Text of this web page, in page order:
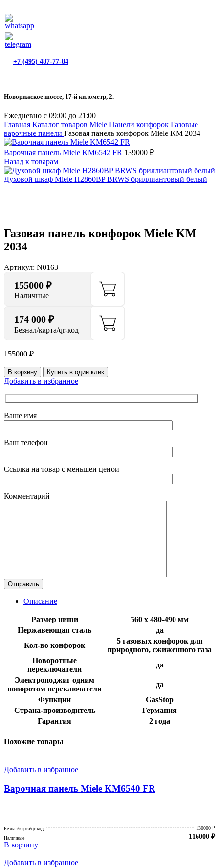
+7 (495) 487-77-84
Новорижское шоссе, 17-й километр, 2.
Ежедневно с 09:00 до 21:00
Главная Каталог товаров Miele Панели конфорок Газовые
варочные панели Газовая панель конфорок Miele KM 2034
Варочная панель Miele KM6542 FR 139000 ₽
Назад к товарам
Духовой шкаф Miele H2860BP BRWS бриллиантовый белый
Газовая панель конфорок Miele KM
2034
Артикул: N0163
155000 ₽
Наличные
174 000 ₽
Безнал/карта/qr-код
155000 ₽
В корзину Купить в один клик
Добавить в избранное
Ваше имя
Ваш телефон
Ссылка на товар с меньшей ценой
Комментарий
Описание
Размер ниши
560 х 480-490 мм
Нержавеющая сталь
да
Кол-во конфорок
5 газовых конфорок для
природного, сжиженного газа
Поворотные
переключатели
да
Электроподжиг одним
поворотом переключателя
да
Функции
GasStop
Страна-производитель
Германия
Гарантия
2 года
Похожие товары
Добавить в избранное
Варочная панель Miele KM6540 FR
Безнал/карта/qr-код
130000 ₽
Наличные
116000 ₽
В корзину
Добавить в избранное